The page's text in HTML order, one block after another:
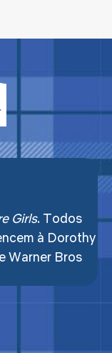
Girls. Todos
à Dorothy
Warner Bros